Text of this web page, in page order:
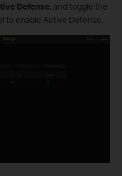
Defense, and toggle the
to enable Active Defense.